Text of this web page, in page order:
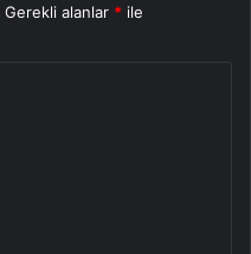
Gerekli alanlar * ile